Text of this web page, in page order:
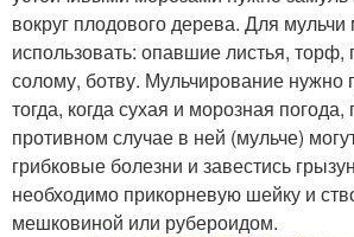
вокруг плодового дерева. Для
использовать: опавшие листья, торф,
солому, ботву. Мульчирование нужно
тогда, когда сухая и морозная погода,
противном случае в ней (мульче)
грибковые болезни и завестись
необходимо прикорневую шейку и
мешковиной или рубероидом.